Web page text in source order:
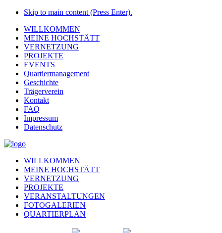
Skip to main content (Press Enter).
WILLKOMMEN
MEINE HOCHSTÄTT
VERNETZUNG
PROJEKTE
EVENTS
Quartiermanagement
Geschichte
Trägerverein
Kontakt
FAQ
Impressum
Datenschutz
WILLKOMMEN
MEINE HOCHSTÄTT
VERNETZUNG
PROJEKTE
VERANSTALTUNGEN
FOTOGALERIEN
QUARTIERPLAN